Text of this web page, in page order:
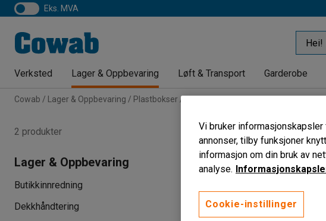
eks. MVA
Verksted Lager & Oppbevaring Løft & Transport Garderobe
Cowab Lager & Oppbevaring Plastbokser
Sammenleggbare
Lengde Bredde
2 produkter
Lager & Oppbevaring
Butikkinnredning
Dekkhåndtering
Vi bruker
annonser, tilby funksjoner
informasjon om din bruk av
analyse.
Cookie-instillinger